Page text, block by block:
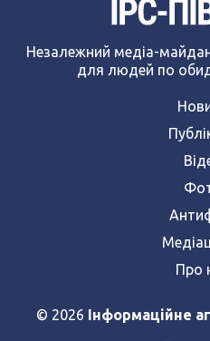
Незалежний медіа-
для людей по
Про
© 2026 Інформаційне